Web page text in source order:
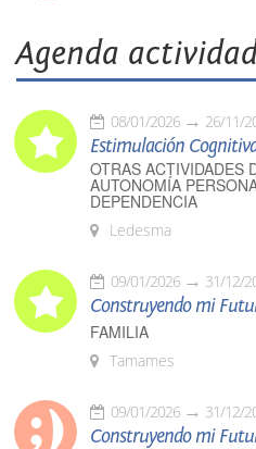
Agenda
08/01/2026 26/11/
Estimulación
OTRAS ACTIVIDADES
AUTONOMÍA
DEPENDENCIA
Ledesma
09/01/2026 31/12/
Construyendo mi
FAMILIA
Tamames
09/01/2026 31/12/
Construyendo mi